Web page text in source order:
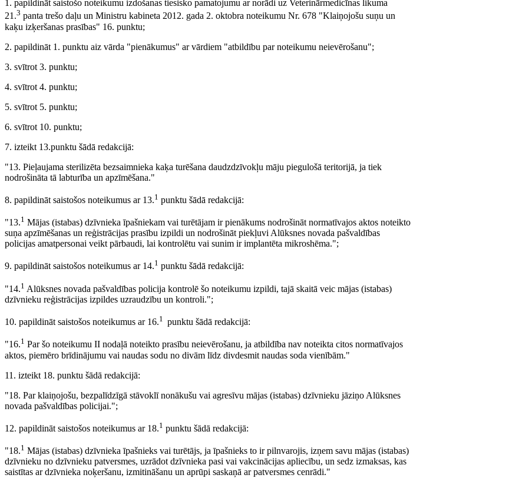
1. papildināt saistošo noteikumu izdošanas tiesisko pamatojumu ar norādi uz Veterinārmedicīnas likuma
21.3 panta trešo daļu un Ministru kabineta 2012. gada 2. oktobra noteikumu Nr. 678 "Klaiņojošu suņu un
kaķu izķeršanas prasības" 16. punktu;
2. papildināt 1. punktu aiz vārda "pienākumus" ar vārdiem "atbildību par noteikumu neievērošanu";
3. svītrot 3. punktu;
4. svītrot 4. punktu;
5. svītrot 5. punktu;
6. svītrot 10. punktu;
7. izteikt 13.punktu šādā redakcijā:
"13. Pieļaujama sterilizēta bezsaimnieka kaķa turēšana daudzdzīvokļu māju piegulošā teritorijā, ja tiek
nodrošināta tā labturība un apzīmēšana."
8. papildināt saistošos noteikumus ar 13.1 punktu šādā redakcijā:
"13.1 Mājas (istabas) dzīvnieka īpašniekam vai turētājam ir pienākums nodrošināt normatīvajos aktos noteikto
suņa apzīmēšanas un reģistrācijas prasību izpildi un nodrošināt piekļuvi Alūksnes novada pašvaldības
policijas amatpersonai veikt pārbaudi, lai kontrolētu vai sunim ir implantēta mikroshēma.";
9. papildināt saistošos noteikumus ar 14.1 punktu šādā redakcijā:
"14.1 Alūksnes novada pašvaldības policija kontrolē šo noteikumu izpildi, tajā skaitā veic mājas (istabas)
dzīvnieku reģistrācijas izpildes uzraudzību un kontroli.";
10. papildināt saistošos noteikumus ar 16.1 punktu šādā redakcijā:
"16.1 Par šo noteikumu II nodaļā noteikto prasību neievērošanu, ja atbildība nav noteikta citos normatīvajos
aktos, piemēro brīdinājumu vai naudas sodu no divām līdz divdesmit naudas soda vienībām."
11. izteikt 18. punktu šādā redakcijā:
"18. Par klaiņojošu, bezpalīdzīgā stāvoklī nonākušu vai agresīvu mājas (istabas) dzīvnieku jāziņo Alūksnes
novada pašvaldības policijai.";
12. papildināt saistošos noteikumus ar 18.1 punktu šādā redakcijā:
"18.1 Mājas (istabas) dzīvnieka īpašnieks vai turētājs, ja īpašnieks to ir pilnvarojis, izņem savu mājas (istabas)
dzīvnieku no dzīvnieku patversmes, uzrādot dzīvnieka pasi vai vakcinācijas apliecību, un sedz izmaksas, kas
saistītas ar dzīvnieka noķeršanu, izmitināšanu un aprūpi saskaņā ar patversmes cenrādi."